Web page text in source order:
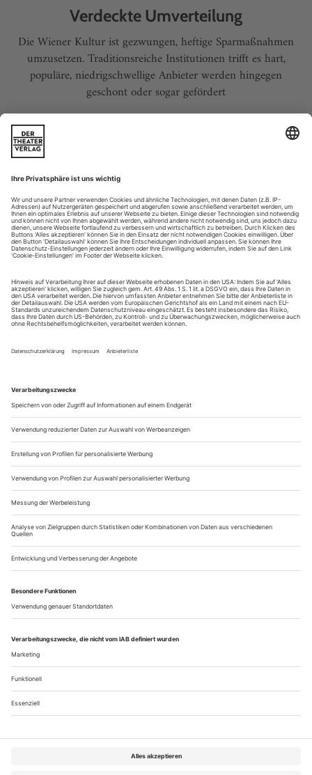
Verdeckte Umverteilung
Die Wiener Kultur ist gezwungen, heftige Sparmaßnahmen
umzusetzen. Traditionsreiche Institutionen trifft es hart,
populäre, niedrigschwellige Anbieter werden hingegen
geschont oder sogar gefördert
Eine Nuance des Wiener Fin de Siècle: 70 Jahre nach seinem
Tod werden die Werke Oskar C. Posa s wiederentdeckt
Abschied(e)
Opera Europa: Impressionen aus Perugia, Paris und Prag
Böse kann er besonders gut
Zum 80. Geburtstag des Bassbaritons Sergei Leiferkus
Sonniger Heldentenor
Lustdirigentfree
Nimmermüde: Zubin Mehta wird musizierend 90 Jahre alt
Die Maske muss runter
Philipp Krebs: «Zornfried»
IMPRESSUM
Pläne der Redaktion 4/26
Über uns Kontakt Kritikerumfrage Newsletter